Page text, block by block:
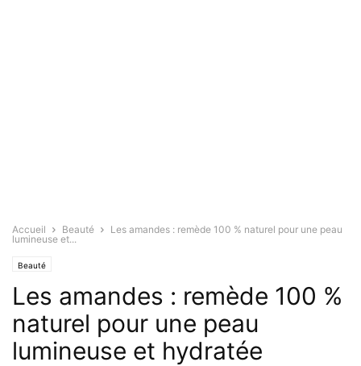
Accueil Beauté
Les amandes : remède 100 % naturel pour une peau
lumineuse et...
Beauté
Les amandes : remède 100 %
naturel pour une peau
lumineuse et hydratée